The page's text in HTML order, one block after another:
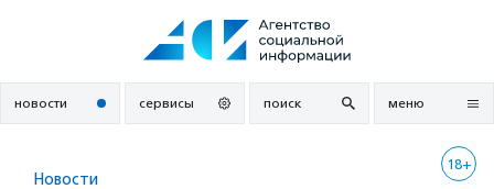
новости сервисы поиск меню
18+
Новости